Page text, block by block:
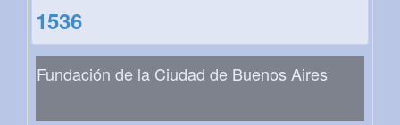
1536
Fundación de la Ciudad de Buenos Aires